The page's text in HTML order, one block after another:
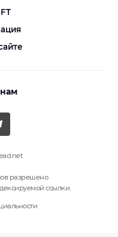
разрешено
ссылки.